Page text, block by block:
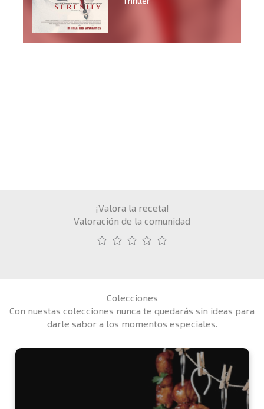
¡Valora la receta!
Valoración de la comunidad
Colecciones
Con nuestas colecciones nunca te quedarás sin ideas para
darle sabor a los momentos especiales.